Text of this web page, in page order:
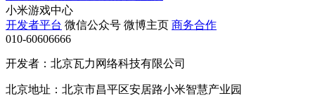
小米游戏中心
开发者平台 微信公众号 微博主页 商务合作
010-60606666
开发者：北京瓦力网络科技有限公司
北京地址：北京市昌平区安居路小米智慧产业园